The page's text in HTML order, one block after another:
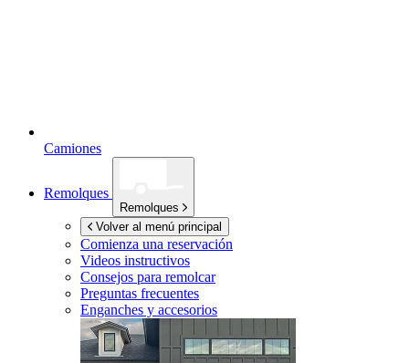
Camiones
Remolques
Remolques
Volver al menú principal
Comienza una reservación
Videos instructivos
Consejos para remolcar
Preguntas frecuentes
Enganches y accesorios